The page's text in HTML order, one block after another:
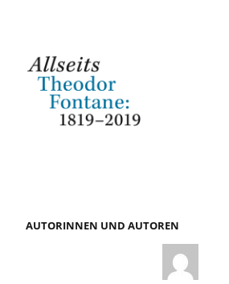
AUTORINNEN UND AUTOREN